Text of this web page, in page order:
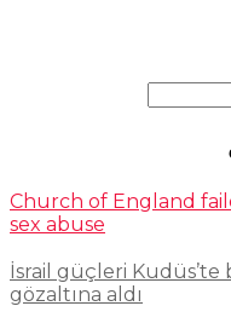
Church of England
sex abuse
İsrail güçleri Kudüs’te
gözaltına aldı